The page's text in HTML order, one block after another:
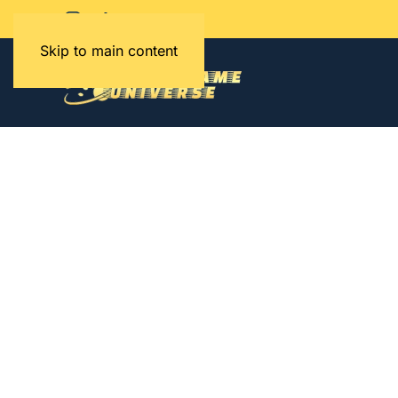
Skip to main content